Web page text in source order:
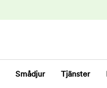
Smådjur Tjänster